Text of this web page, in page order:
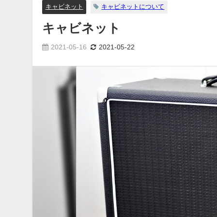
キャビネット キャビネットについて
キャビネット
2021-05-16 2021-05-22